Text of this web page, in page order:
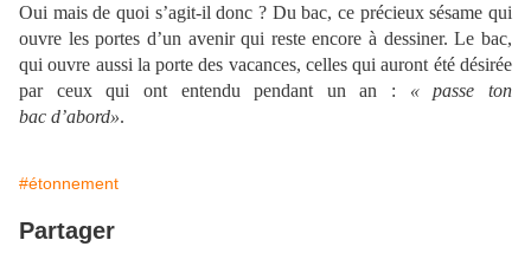
Oui mais de quoi s’agit-il donc ? Du bac, ce précieux sésame qui
ouvre les portes d’un avenir qui reste encore à dessiner. Le bac,
qui ouvre aussi la porte des vacances, celles qui auront été désirée
par ceux qui ont entendu pendant un an : « passe ton
bac d’abord».
#étonnement
Partager